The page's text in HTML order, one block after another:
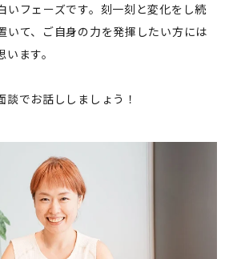
いフェーズです。刻一刻と変化をし続
いて、ご自身の力を発揮したい方には
ます。
でお話ししましょう！